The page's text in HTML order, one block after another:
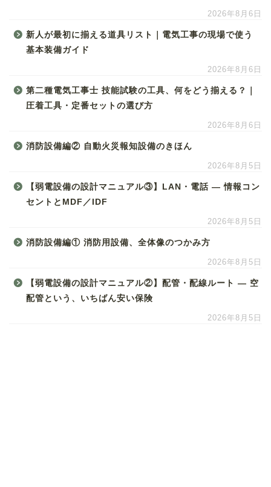
2026年8月6日
新人が最初に揃える道具リスト｜電気工事の現場で使う
基本装備ガイド
2026年8月6日
第二種電気工事士 技能試験の工具、何をどう揃える？｜
圧着工具・定番セットの選び方
2026年8月6日
消防設備編② 自動火災報知設備のきほん
2026年8月5日
【弱電設備の設計マニュアル③】LAN・電話 ― 情報コン
セントとMDF／IDF
2026年8月5日
消防設備編① 消防用設備、全体像のつかみ方
2026年8月5日
【弱電設備の設計マニュアル②】配管・配線ルート ― 空
配管という、いちばん安い保険
2026年8月5日